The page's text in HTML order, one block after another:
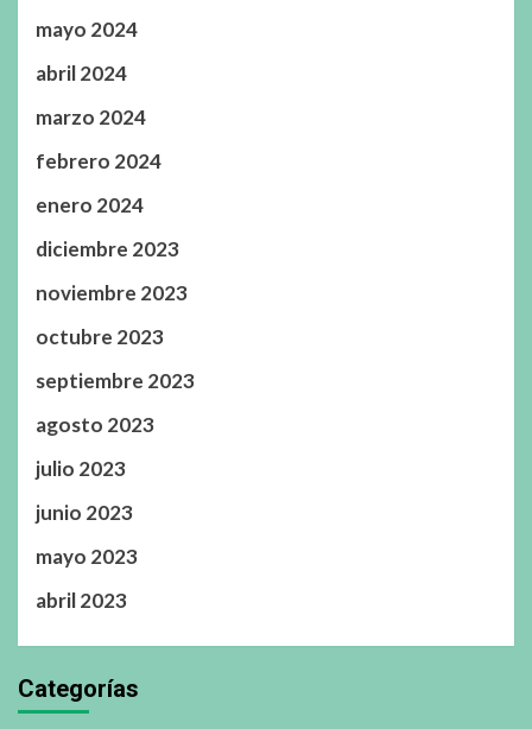
mayo 2024
abril 2024
marzo 2024
febrero 2024
enero 2024
diciembre 2023
noviembre 2023
octubre 2023
septiembre 2023
agosto 2023
julio 2023
junio 2023
mayo 2023
abril 2023
Categorías